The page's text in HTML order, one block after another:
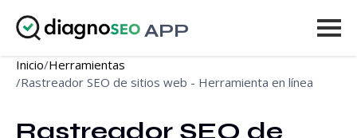
APP
Herramientas
Inicio/Herramientas
/Rastreador SEO de sitios web - Herramienta en línea
Rastreador SEO de